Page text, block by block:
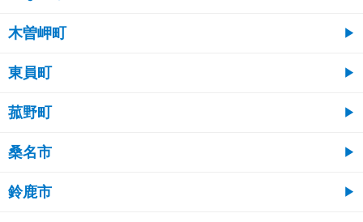
木曽岬町
東員町
菰野町
桑名市
鈴鹿市